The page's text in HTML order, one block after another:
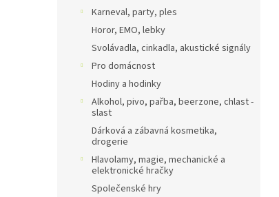
Karneval, party, ples
Horor, EMO, lebky
Svolávadla, cinkadla, akustické signály
Pro domácnost
Hodiny a hodinky
Alkohol, pivo, pařba, beerzone, chlast -
slast
Dárková a zábavná kosmetika,
drogerie
Hlavolamy, magie, mechanické a
elektronické hračky
Společenské hry